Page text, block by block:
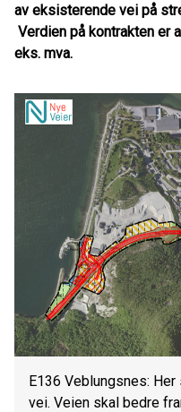
av eksisterende vei på
Verdien på kontrakten er
eks. mva.
E136 Veblungsnes:
vei. Veien skal bedre